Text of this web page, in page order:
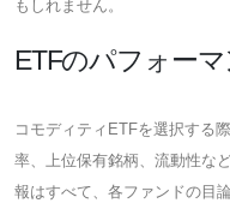
もしれません。
ETFのパフォー
コモディティETFを選択する
率、上位保有銘柄、流動性な
報はすべて、各ファンドの目